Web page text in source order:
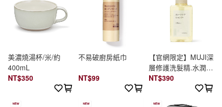
美濃燒湯杯/米/約
400mL
NT$350
不易破廚房紙巾
NT$99
【官網限定】MUJI深
層修護洗髮精.水潤保
濕/400ml
NT$390